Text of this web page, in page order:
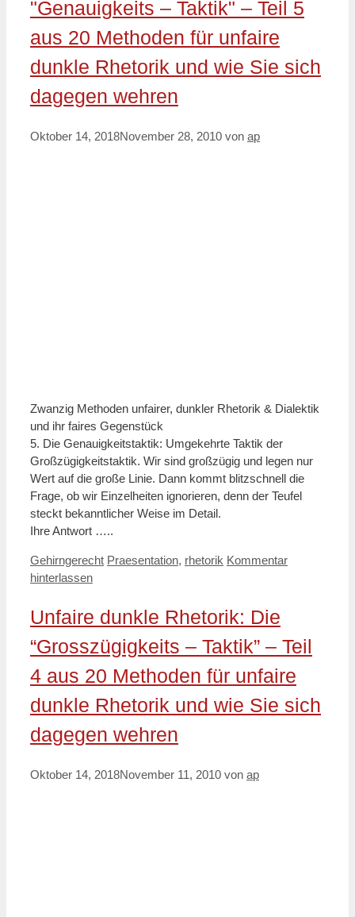
"Genauigkeits – Taktik" – Teil 5
aus 20 Methoden für unfaire
dunkle Rhetorik und wie Sie sich
dagegen wehren
Oktober 14, 2018November 28, 2010 von ap
Zwanzig Methoden unfairer, dunkler Rhetorik & Dialektik
und ihr faires Gegenstück
5. Die Genauigkeitstaktik: Umgekehrte Taktik der
Großzügigkeitstaktik. Wir sind großzügig und legen nur
Wert auf die große Linie. Dann kommt blitzschnell die
Frage, ob wir Einzelheiten ignorieren, denn der Teufel
steckt bekanntlicher Weise im Detail.
Ihre Antwort …..
Kategorien
Gehirngerecht Schlagwörter
Praesentation, rhetorik Kommentar
hinterlassen
Unfaire dunkle Rhetorik: Die
“Grosszügigkeits – Taktik” – Teil
4 aus 20 Methoden für unfaire
dunkle Rhetorik und wie Sie sich
dagegen wehren
Oktober 14, 2018November 11, 2010 von ap